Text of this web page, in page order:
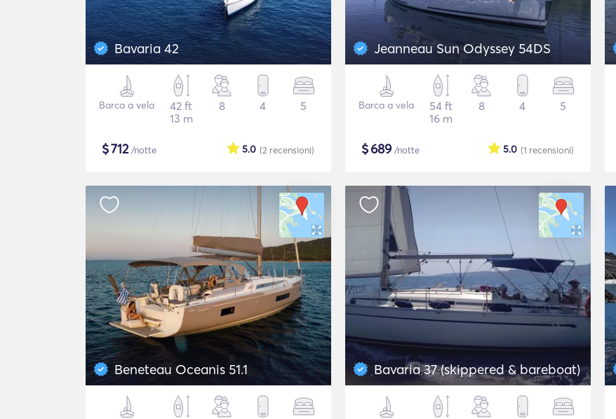
Bavaria 42
Barca a vela
42 ft
13 m
8 4 5
$712/notte (2 recensioni)
5.0
Jeanneau Sun Odyssey 54DS
Barca a vela
54 ft
16 m
8 4 5
$689/notte (1 recensioni)
5.0
Beneteau Oceanis 51.1 Bavaria 37 (skippered & bareboat)